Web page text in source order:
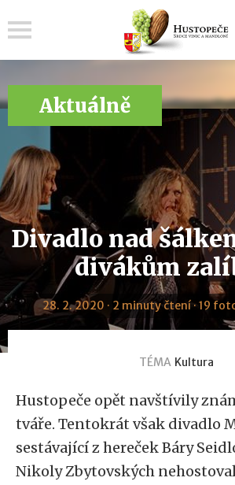
Aktuálně
Divadlo nad
divákům
28. 2. 2020 · 2 minuty čtení · 19
TÉMA Kultura
Hustopeče opět navštívily
tváře. Tentokrát však divadlo
sestávající z hereček Báry
Nikoly Zbytovských